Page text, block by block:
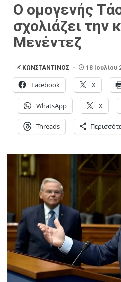
Ο ομογενής
σχολιάζει την
Μενέντεζ
ΚΩΝΣΤΑΝΤΙΝΟΣ 18 Ιουλίου
Facebook X
WhatsApp X
Threads